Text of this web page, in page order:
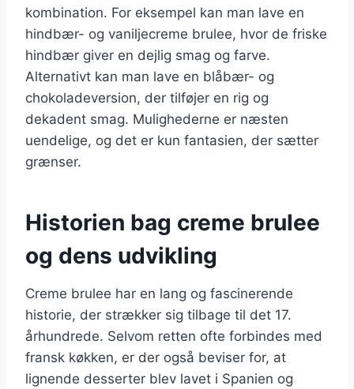
kombination. For eksempel kan man lave en
hindbær- og vaniljecreme brulee, hvor de friske
hindbær giver en dejlig smag og farve.
Alternativt kan man lave en blåbær- og
chokoladeversion, der tilføjer en rig og
dekadent smag. Mulighederne er næsten
uendelige, og det er kun fantasien, der sætter
grænser.
Historien bag creme brulee
og dens udvikling
Creme brulee har en lang og fascinerende
historie, der strækker sig tilbage til det 17.
århundrede. Selvom retten ofte forbindes med
fransk køkken, er der også beviser for, at
lignende desserter blev lavet i Spanien og